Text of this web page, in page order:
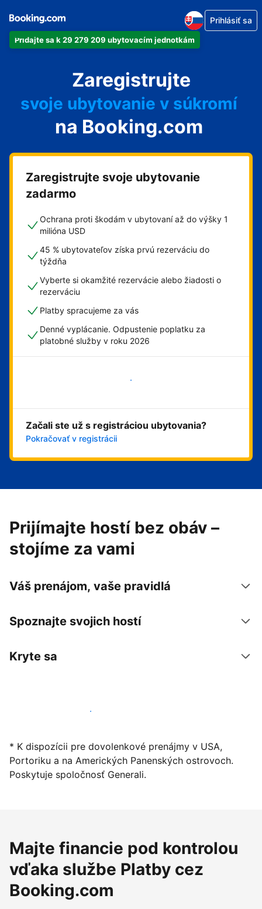
Pridajte sa k 29 279 209 ubytovacím jednotkám
Prihlásiť sa
Zaregistrujte
svoj hotel
svoje ubytovanie v súkromí
svoj penzión
svoje bed and breakfast
na Booking.com
Zaregistrujte svoje ubytovanie
zadarmo
Ochrana proti škodám v ubytovaní až do výšky 1
milióna USD
45 % ubytovateľov získa prvú rezerváciu do
týždňa
Vyberte si okamžité rezervácie alebo žiadosti o
rezerváciu
Platby spracujeme za vás
Denné vyplácanie. Odpustenie poplatku za
platobné služby v roku 2026
Začali ste už s registráciou ubytovania?
Pokračovať v registrácii
Prijímajte hostí bez obáv –
stojíme za vami
Váš prenájom, vaše pravidlá
Spoznajte svojich hostí
Kryte sa
Začať ponúkať svoje ubytovanie
* K dispozícii pre dovolenkové prenájmy v USA,
Portoriku a na Amerických Panenských ostrovoch.
Poskytuje spoločnosť Generali.
Majte financie pod kontrolou
vďaka službe Platby cez
Booking.com